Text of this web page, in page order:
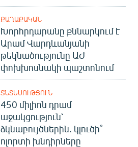
ՔԱՂԱՔԱԿԱՆ
Խորհրդարանը քննարկում է
Արամ Վարդևանյանի
թեկնածությունը ԱԺ
փոխխոսնակի պաշտոնում
ՏՆՏԵՍՈՒԹՅՈՒՆ
450 միլիոն դրամ
աջակցություն՝
ձկնաբույծներին. կլուծի՞
ոլորտի խնդիրները